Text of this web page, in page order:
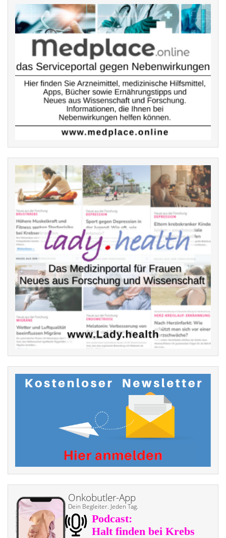
Onkobutler-App
Dein Begleiter. Jeden Tag.